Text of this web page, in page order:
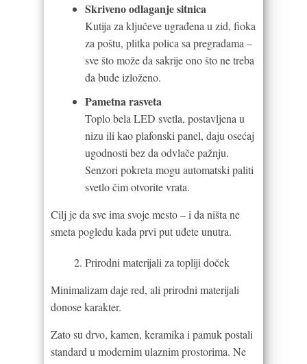
Skriveno odlaganje sitnica
Kutija za ključeve ugrađena u zid, fioka
za poštu, plitka polica sa pregradama –
sve što može da sakrije ono što ne treba
da bude izloženo.
Pametna rasveta
Toplo bela LED svetla, postavljena u
nizu ili kao plafonski panel, daju osećaj
ugodnosti bez da odvlače pažnju.
Senzori pokreta mogu automatski paliti
svetlo čim otvorite vrata.
Cilj je da sve ima svoje mesto – i da ništa ne
smeta pogledu kada prvi put uđete unutra.
Prirodni materijali za topliji doček
Minimalizam daje red, ali prirodni materijali
donose karakter.
Zato su drvo, kamen, keramika i pamuk postali
standard u modernim ulaznim prostorima. Ne